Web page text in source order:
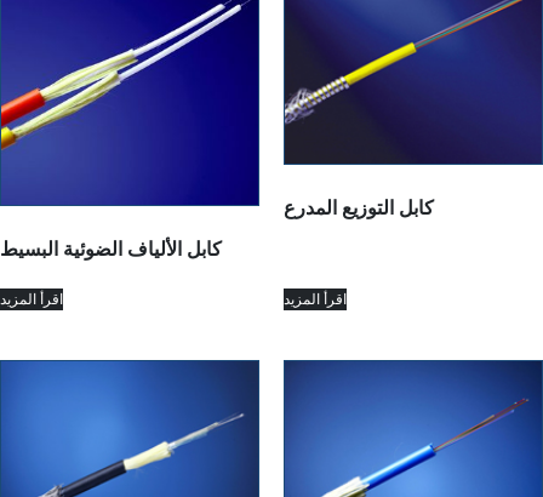
كابل الألياف الضوئية البسيط
اقرأ المزيد
كابل التوزيع المدرع
اقرأ المزيد